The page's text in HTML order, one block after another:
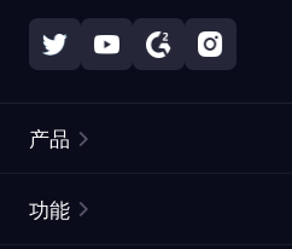
产品
功能